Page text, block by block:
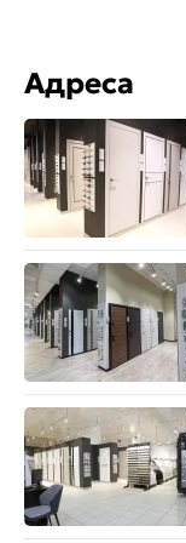
Адреса